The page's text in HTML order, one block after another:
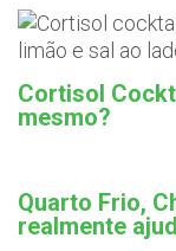
Cortisol
mesmo?
Quarto Frio,
realmente